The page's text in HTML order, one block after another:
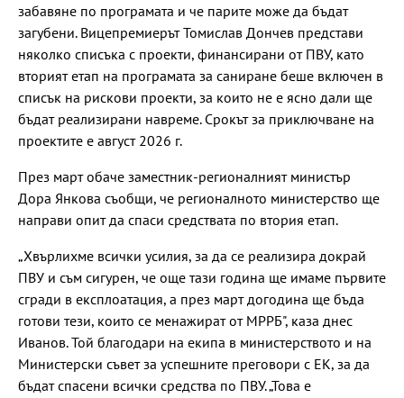
забавяне по програмата и че парите може да бъдат
загубени. Вицепремиерът Томислав Дончев представи
няколко списъка с проекти, финансирани от ПВУ, като
вторият етап на програмата за саниране беше включен в
списък на рискови проекти, за които не е ясно дали ще
бъдат реализирани навреме. Срокът за приключване на
проектите е август 2026 г.
През март обаче заместник-регионалният министър
Дора Янкова съобщи, че регионалното министерство ще
направи опит да спаси средствата по втория етап.
„Хвърлихме всички усилия, за да се реализира докрай
ПВУ и съм сигурен, че още тази година ще имаме първите
сгради в експлоатация, а през март догодина ще бъда
готови тези, които се менажират от МРРБ", каза днес
Иванов. Той благодари на екипа в министерството и на
Министерски съвет за успешните преговори с ЕК, за да
бъдат спасени всички средства по ПВУ. „Това е